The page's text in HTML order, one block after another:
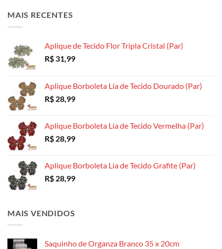
podem
na
página
na
na
MAIS RECENTES
Aplique de Tecido Flor Tripla Cristal (Par)
R$ 31,99
Aplique Borboleta Lia de Tecido Dourado (Par)
R$ 28,99
Aplique Borboleta Lia de Tecido Vermelha (Par)
R$ 28,99
Aplique Borboleta Lia de Tecido Grafite (Par)
R$ 28,99
MAIS VENDIDOS
Saquinho de Organza Branco 35 x 20cm